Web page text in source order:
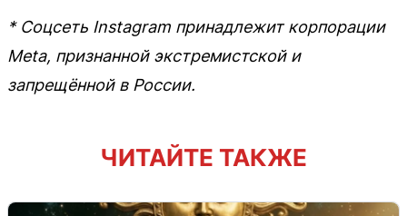
* Соцсеть Instagram принадлежит корпорации
Meta, признанной экстремистской и
запрещённой в России.
ЧИТАЙТЕ ТАКЖЕ